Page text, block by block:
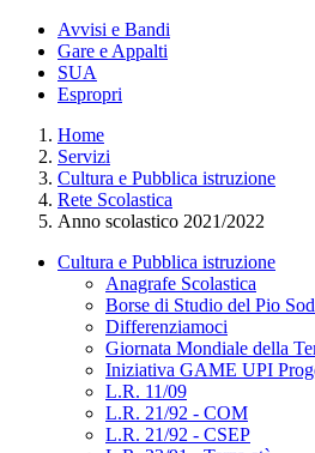
Avvisi e Bandi
Gare e Appalti
SUA
Espropri
Home
Servizi
Cultura e Pubblica istruzione
Rete Scolastica
Anno scolastico 2021/2022
Cultura e Pubblica istruzione
Anagrafe Scolastica
Borse di Studio del Pio
Differenziamoci
Giornata Mondiale della
Iniziativa GAME UPI
L.R. 11/09
L.R. 21/92 - COM
L.R. 21/92 - CSEP